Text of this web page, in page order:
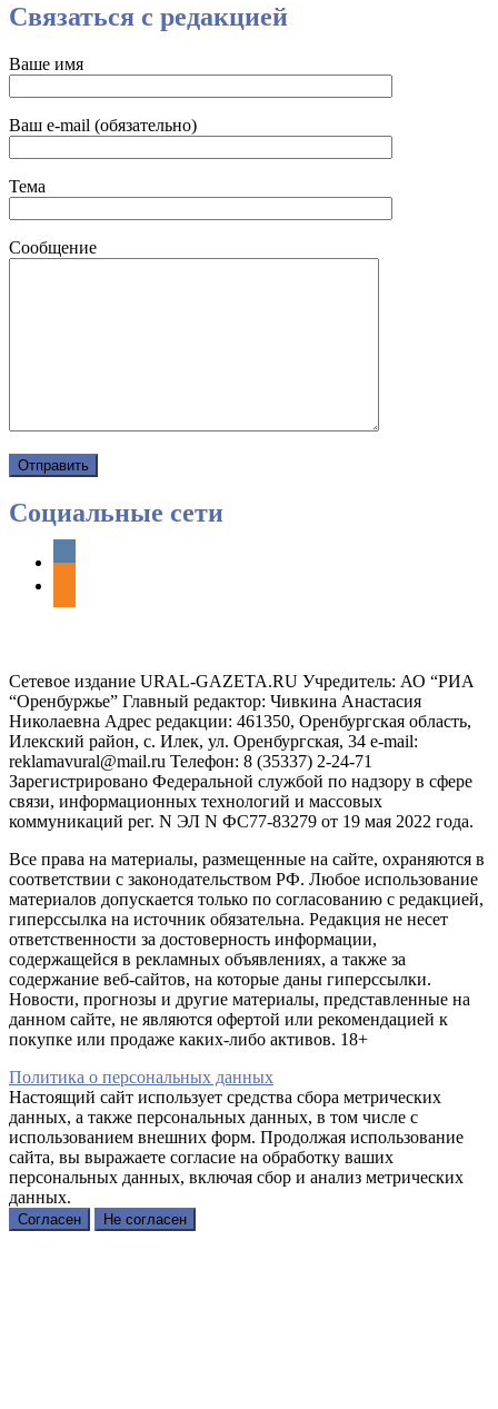
Связаться с редакцией
Ваше имя
Ваш e-mail (обязательно)
Тема
Сообщение
Социальные сети
vkontakte
Сетевое издание URAL-GAZETA.RU Учредитель: АО “РИА
“Оренбуржье” Главный редактор: Чивкина Анастасия
Николаевна Адрес редакции: 461350, Оренбургская область,
Илекский район, с. Илек, ул. Оренбургская, 34 e-mail:
reklamavural@mail.ru Телефон: 8 (35337) 2-24-71
Зарегистрировано Федеральной службой по надзору в сфере
связи, информационных технологий и массовых
коммуникаций рег. N ЭЛ N ФС77-83279 от 19 мая 2022 года.
Все права на материалы, размещенные на сайте, охраняются в
соответствии с законодательством РФ. Любое использование
материалов допускается только по согласованию с редакцией,
гиперссылка на источник обязательна. Редакция не несет
ответственности за достоверность информации,
содержащейся в рекламных объявлениях, а также за
содержание веб-сайтов, на которые даны гиперссылки.
Новости, прогнозы и другие материалы, представленные на
данном сайте, не являются офертой или рекомендацией к
покупке или продаже каких-либо активов. 18+
Политика о персональных данных
Настоящий сайт использует средства сбора метрических
данных, а также персональных данных, в том числе с
использованием внешних форм. Продолжая использование
сайта, вы выражаете согласие на обработку ваших
персональных данных, включая сбор и анализ метрических
данных.
Согласен Не согласен